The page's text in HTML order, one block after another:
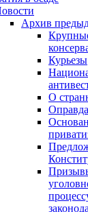
Архив
Курьезы
О